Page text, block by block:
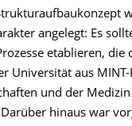
angelegt: Es
etablieren, die
Universität aus MINT-
und der
hinaus war